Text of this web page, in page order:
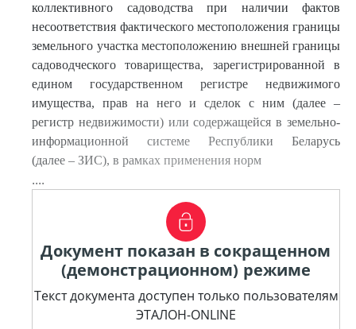
коллективного садоводства при наличии фактов
несоответствия фактического местоположения границы
земельного участка местоположению внешней границы
садоводческого товарищества, зарегистрированной в
едином государственном регистре недвижимого
имущества, прав на него и сделок с ним (далее –
регистр недвижимости) или содержащейся в земельно-
информационной системе Республики Беларусь
(далее – ЗИС), в рамках применения норм
....
Документ показан в сокращенном
(демонстрационном) режиме
Текст документа доступен только пользователям
ЭТАЛОН-ONLINE